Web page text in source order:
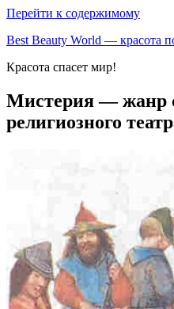
Перейти к содержимому
Best Beauty World — красота
Красота спасет мир!
Мистерия — жанр
религиозного